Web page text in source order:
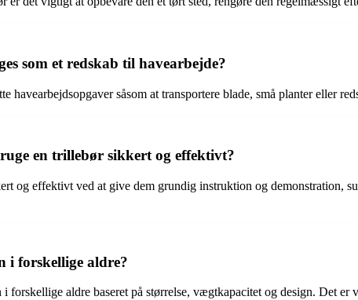
som et redskab til havearbejde?
havearbejdsopgaver såsom at transportere blade, små planter eller
en trillebør sikkert og effektivt?
og effektivt ved at give dem grundig instruktion og demonstration,
i forskellige aldre?
forskellige aldre baseret på størrelse, vægtkapacitet og design. Det